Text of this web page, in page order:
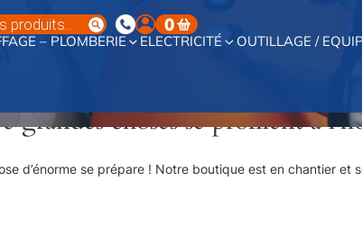
0
– PLOMBERIE ELECTRICITÉ OUTILLAGE /
grandes choses se profilent à
d’énorme se prépare ! Notre boutique est en chantier et